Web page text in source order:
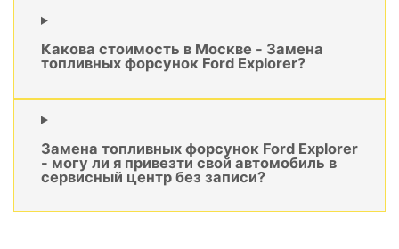
Какова стоимость в Москве - Замена
топливных форсунок Ford Explorer?
Замена топливных форсунок Ford Explorer
- могу ли я привезти свой автомобиль в
сервисный центр без записи?